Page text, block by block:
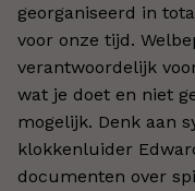
georganiseerd in
voor onze tijd.
verantwoordelijk
wat je doet en niet
mogelijk. Denk aan
klokkenluider
documenten over